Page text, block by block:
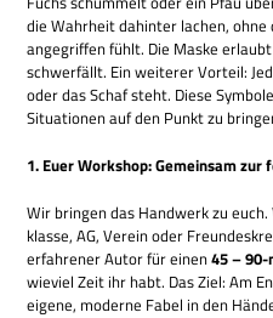
die Wahr­heit dahin­ter lachen,
ange­grif­fen fühlt. Die Maske
schwer­fällt. Ein wei­te­rer Vor­teil:
oder das Schaf steht. Diese
Situa­tio­nen auf den Punkt zu
1. Euer Work­shop: Gemein­sam zur
Wir brin­gen das Hand­werk zu
klasse, AG, Ver­ein oder
erfah­re­ner Autor für einen45 –
wie­viel Zeit ihr habt. Das Ziel: Am
eigene, moderne Fabel in den